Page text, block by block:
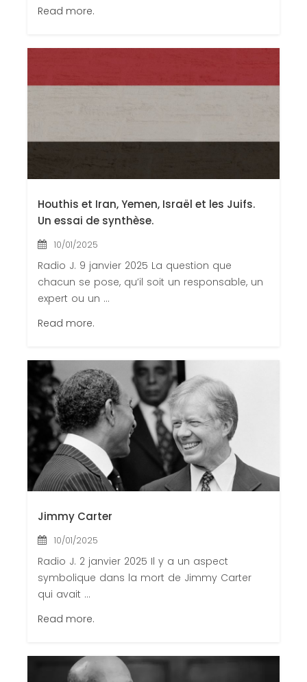
Read more.
Houthis et Iran, Yemen, Israël et les Juifs.
Un essai de synthèse.
10/01/2025
Radio J. 9 janvier 2025 La question que
chacun se pose, qu’il soit un responsable, un
expert ou un ...
Read more.
Jimmy Carter
10/01/2025
Radio J. 2 janvier 2025 Il y a un aspect
symbolique dans la mort de Jimmy Carter
qui avait ...
Read more.